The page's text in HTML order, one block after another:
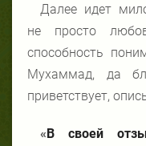
Далее идет
не просто
способность
Мухаммад, да
приветствует,
«В своей